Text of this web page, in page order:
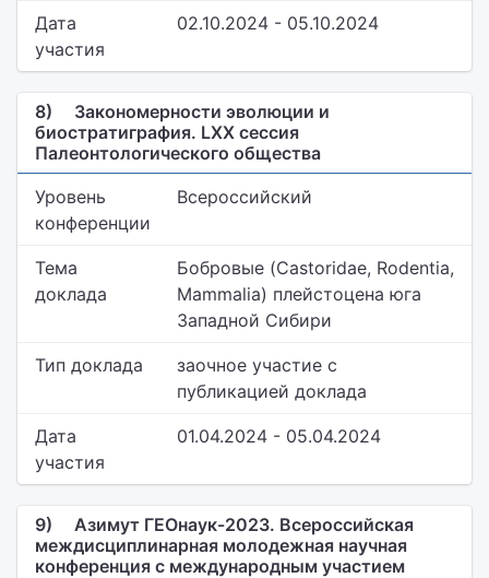
Дата
участия
02.10.2024 - 05.10.2024
8)
Закономерности эволюции и
биостратиграфия. LXX сессия
Палеонтологического общества
Уровень
конференции
Всероссийский
Тема
доклада
Бобровые (Castoridae, Rodentia,
Mammalia) плейстоцена юга
Западной Сибири
Тип доклада
заочное участие с
публикацией доклада
Дата
участия
01.04.2024 - 05.04.2024
9)
Азимут ГЕОнаук-2023. Всероссийская
междисциплинарная молодежная научная
конференция с международным участием